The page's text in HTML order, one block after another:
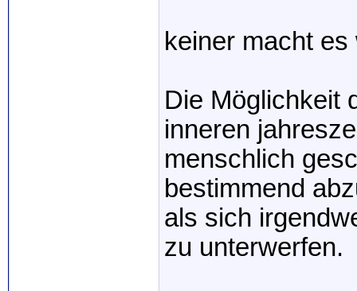
keiner macht
Die Möglichkeit
inneren
menschlich
bestimmend
als sich
zu unterwerfen.